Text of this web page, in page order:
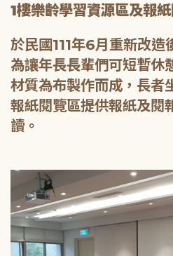
1樓樂齡學習資源區及報
於民國111年6月重新改造
為讓年長長輩們可短暫休
材質為布製作而成，長者
報紙閱覽區提供報紙及閱
讀。